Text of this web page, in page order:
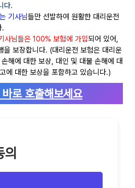
다.
기사님들만 선발하여 원활한 대리운전
.
사님들은 100% 보험에 가입되어 있어,
을 보장합니다. (대리운전 보험은 대리운
해에 대한 보상, 대인 및 대물 손해에 대
에 대한 보상을 포함하고 있습니다.)
로 호출해보세요